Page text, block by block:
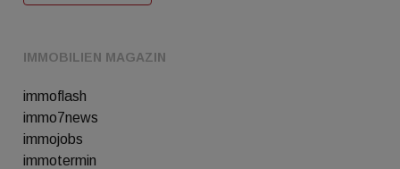
IMMOBILIEN MAGAZIN
immoflash
immo7news
immojobs
immotermin